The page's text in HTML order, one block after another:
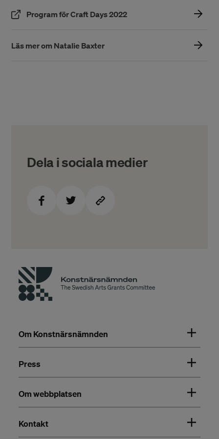
Program för Craft Days 2022(Öppnas i ett nytt fönster)
Läs mer om Natalie Baxter
Dela i sociala medier
Om Konstnärsnämnden
Press
Om webbplatsen
Kontakt